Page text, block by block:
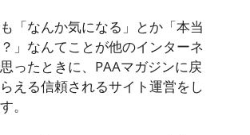
「なんか気になる」とか「本当
」なんてことが他のインターネ
ったときに、PAAマガジンに戻
える信頼されるサイト運営をし
。